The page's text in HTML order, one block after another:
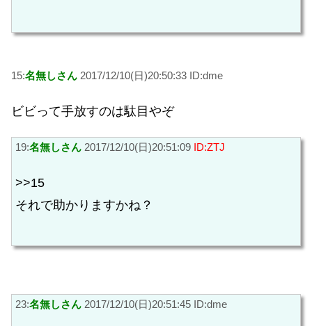
15:名無しさん 2017/12/10(日)20:50:33 ID:dme
ビビって手放すのは駄目やぞ
19:名無しさん 2017/12/10(日)20:51:09 ID:ZTJ
>>15
それで助かりますかね？
23:名無しさん 2017/12/10(日)20:51:45 ID:dme